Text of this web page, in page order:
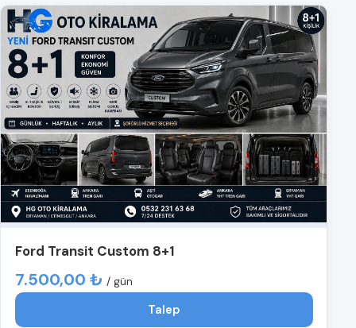
Ford Transit Custom 8+1
7.500,00 ₺ / gün
Talep